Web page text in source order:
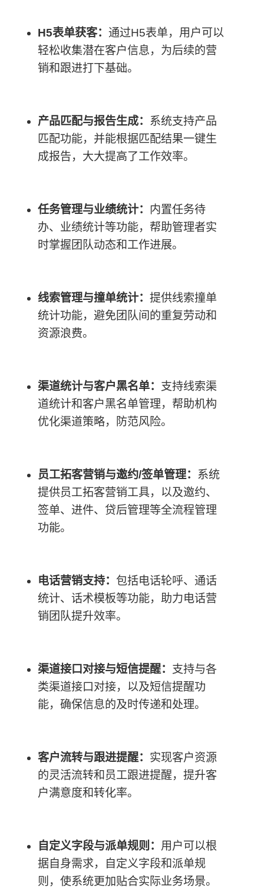
H5表单获客： 通过H5表单，用户可以
轻松收集潜在客户信息，为后续的营
销和跟进打下基础。
产品匹配与报告生成：
系统支持产品
匹配功能，并能根据匹配结果一键生
成报告，大大提高了工作效率。
任务管理与业绩统计：
内置任务待
办、业绩统计等功能，帮助管理者实
时掌握团队动态和工作进展。
线索管理与撞单统计： 提供线索撞单
统计功能，避免团队间的重复劳动和
资源浪费。
渠道统计与客户黑名单： 支持线索渠
道统计和客户黑名单管理，帮助机构
优化渠道策略，防范风险。
员工拓客营销与邀约/签单管理：
系统
提供员工拓客营销工具，以及邀约、
签单、进件、贷后管理等全流程管理
功能。
电话营销支持： 包括电话轮呼、通话
统计、话术模板等功能，助力电话营
销团队提升效率。
渠道接口对接与短信提醒： 支持与各
类渠道接口对接，以及短信提醒功
能，确保信息的及时传递和处理。
客户流转与跟进提醒： 实现客户资源
的灵活流转和员工跟进提醒，提升客
户满意度和转化率。
自定义字段与派单规则： 用户可以根
据自身需求，自定义字段和派单规
则，使系统更加贴合实际业务场景。